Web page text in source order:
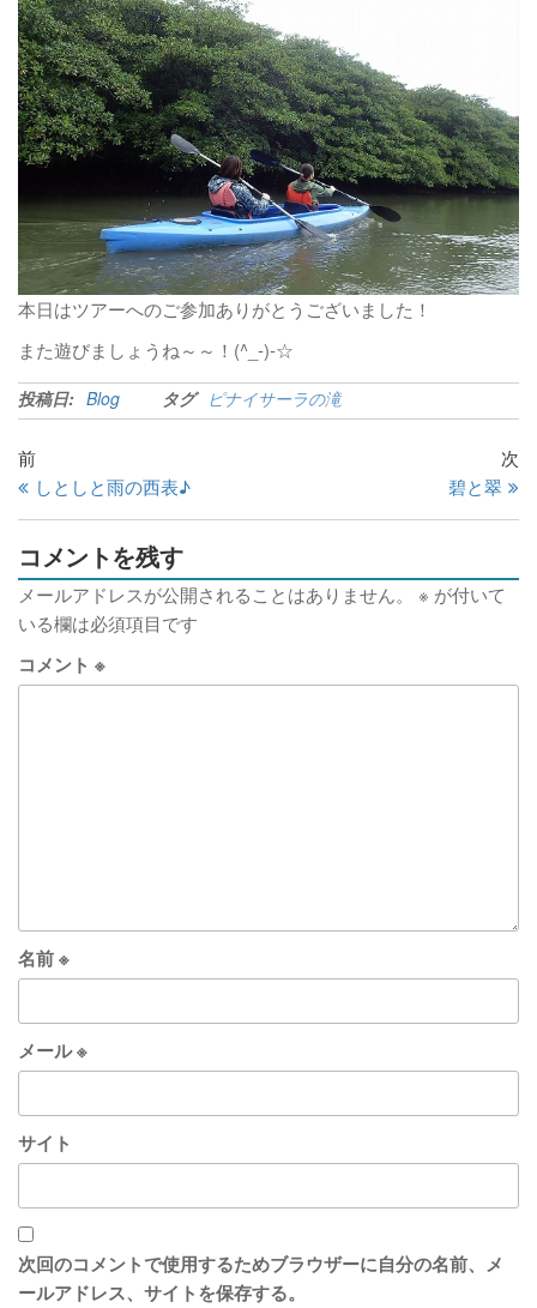
本日はツアーへのご参加ありがとうございました！
また遊びましょうね～～！(^_-)-☆
投稿日: Blog タグ ピナイサーラの滝
前
しとしと雨の西表♪
次
碧と翠
コメントを残す
メールアドレスが公開されることはありません。 ※ が付いて
いる欄は必須項目です
コメント ※
名前※
メール※
サイト
次回のコメントで使用するためブラウザーに自分の名前、メ
ールアドレス、サイトを保存する。